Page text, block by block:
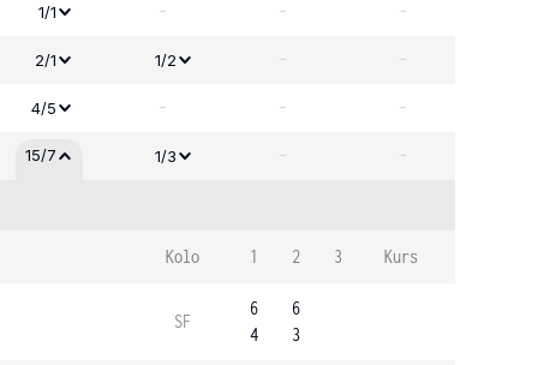
1/1 - - -
2/1 1/2 - -
4/5 - - -
15/7 1/3 - -
Kolo 1 2 3 Kurs
SF
6
4
6
3